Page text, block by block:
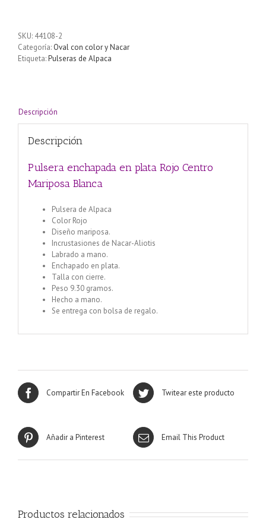
Centro
Mariposa
Blanca
SKU: 44108-2
Categoría: Oval con color y Nacar
Etiqueta:Pulseras de Alpaca
Descripción
Descripción
Pulsera enchapada en plata Rojo Centro
Mariposa Blanca
Pulsera de Alpaca
Color Rojo
Diseño mariposa.
Incrustasiones de Nacar-Aliotis
Labrado a mano.
Enchapado en plata.
Talla con cierre.
Peso 9.30 gramos.
Hecho a mano.
Se entrega con bolsa de regalo.
Compartir En Facebook Twitear este producto
Añadir a Pinterest Email This Product
Productos relacionados